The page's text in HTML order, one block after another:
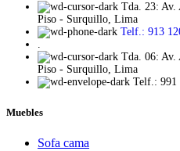
Tda. 23: Av.
Piso - Surquillo, Lima
Telf.: 913
.
Tda. 06: Av.
Piso - Surquillo, Lima
Telf.: 991
Muebles
Sofa cama